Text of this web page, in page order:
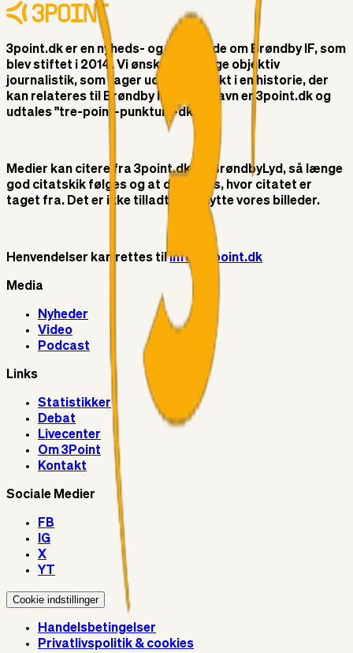
3point.dk er en nyheds- og debatside om Brøndby IF, som
blev stiftet i 2014. Vi ønsker at bringe objektiv
journalistik, som tager udgangspunkt i en historie, der
kan relateres til Brøndby IF. Vores navn er 3point.dk og
udtales "tre-point-punktum-dk"
Medier kan citere fra 3point.dk og BrøndbyLyd, så længe
god citatskik følges og at der linkes, hvor citatet er
taget fra. Det er ikke tilladt at benytte vores billeder.
Henvendelser kan rettes tilinfo@3point.dk
Media
Nyheder
Video
Podcast
Links
Statistikker
Debat
Livecenter
Om 3Point
Kontakt
Sociale Medier
FB
IG
X
YT
Cookie indstillinger
Handelsbetingelser
Privatlivspolitik & cookies